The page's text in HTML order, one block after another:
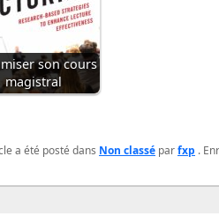
son cours
magistral
a été posté dans Non classé parfxp .